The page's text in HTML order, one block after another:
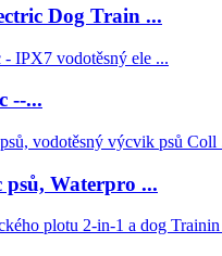
Dog Train ...
--...
psů, Waterpro ...